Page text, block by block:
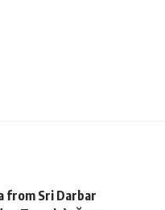
from Sri Darbar